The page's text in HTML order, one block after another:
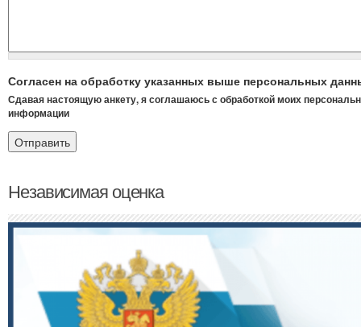
Согласен на обработку указанных выше персональных
Сдавая настоящую анкету, я соглашаюсь с обработкой моих
информации
Независимая оценка